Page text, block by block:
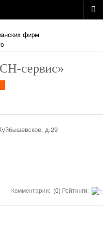
фирм
сервис»
д.29
Комментарии: (0) Рейтинги: